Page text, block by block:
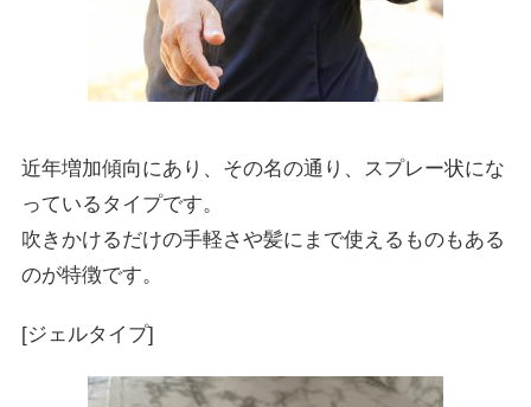
近年増加傾向にあり、その名の通り、スプレー状にな
っているタイプです。
吹きかけるだけの手軽さや髪にまで使えるものもある
のが特徴です。
[ジェルタイプ]